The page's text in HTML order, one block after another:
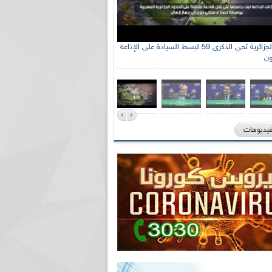
الإذاعة الجزائرية تحي الذكرى 59 لبسط السيادة على الإذاعة